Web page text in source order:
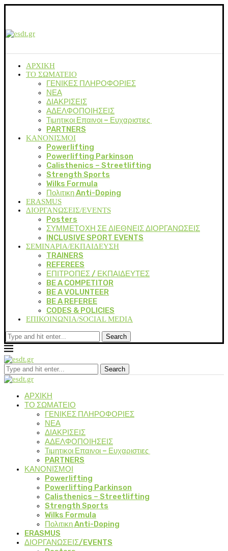
ΑΡΧΙΚΗ
ΤΟ ΣΩΜΑΤΕΙΟ
ΓΕΝΙΚΕΣ ΠΛΗΡΟΦΟΡΙΕΣ
ΝΕΑ
ΔΙΑΚΡΙΣΕΙΣ
ΑΔΕΛΦΟΠΟΙΗΣΕΙΣ
Τιμητικοι Επαινοι – Ευχαριστιες
PARTNERS
ΚΑΝΟΝΙΣΜΟΙ
Powerlifting
Powerlifting Parkinson
Calisthenics – Streetlifting
Strength Sports
Wilks Formula
Πολιτικη Anti-Doping
ERASMUS
ΔΙΟΡΓΑΝΩΣΕΙΣ/EVENTS
Posters
ΣΥΜΜΕΤΟΧΗ ΣΕ ΔΙΕΘΝΕΙΣ ΔΙΟΡΓΑΝΩΣΕΙΣ
INCLUSIVE SPORT EVENTS
ΣΕΜΙΝΑΡΙΑ/ΕΚΠΑΙΔΕΥΣΗ
TRAINERS
REFEREES
ΕΠΙΤΡΟΠΕΣ / ΕΚΠΑΙΔΕΥΤΕΣ
BE A COMPETITOR
BE A VOLUNTEER
BE A REFEREE
CODES & POLICIES
ΕΠΙΚΟΙΝΩΝΙΑ/SOCIAL MEDIA
Search
Search
ΑΡΧΙΚΗ
ΤΟ ΣΩΜΑΤΕΙΟ
ΓΕΝΙΚΕΣ ΠΛΗΡΟΦΟΡΙΕΣ
ΝΕΑ
ΔΙΑΚΡΙΣΕΙΣ
ΑΔΕΛΦΟΠΟΙΗΣΕΙΣ
Τιμητικοι Επαινοι – Ευχαριστιες
PARTNERS
ΚΑΝΟΝΙΣΜΟΙ
Powerlifting
Powerlifting Parkinson
Calisthenics – Streetlifting
Strength Sports
Wilks Formula
Πολιτικη Anti-Doping
ERASMUS
ΔΙΟΡΓΑΝΩΣΕΙΣ/EVENTS